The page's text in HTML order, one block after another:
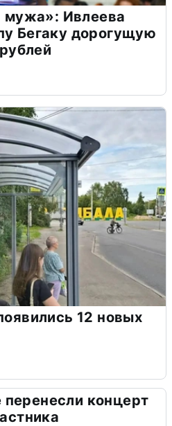
мужа»: Ивлеева
Бегаку дорогущую
12 новых
перенесли концерт